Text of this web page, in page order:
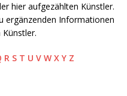
hier aufgezählten Künstler.
ergänzenden Informationen
R S T U V W X Y Z